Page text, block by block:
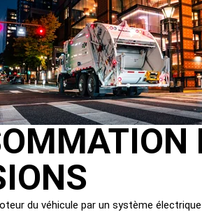
du véhicule par un système